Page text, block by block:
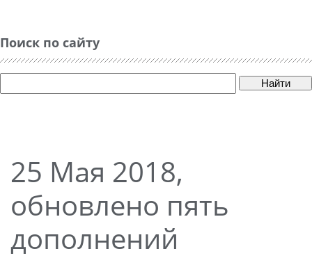
Поиск по сайту
Найти
25 Мая 2018,
обновлено пять
дополнений